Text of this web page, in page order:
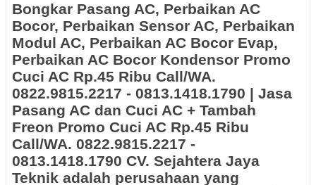
Bongkar Pasang AC, Perbaikan AC
Bocor, Perbaikan Sensor AC, Perbaikan
Modul AC, Perbaikan AC Bocor Evap,
Perbaikan AC Bocor Kondensor Promo
Cuci AC Rp.45 Ribu Call/WA.
0822.9815.2217 - 0813.1418.1790 | Jasa
Pasang AC dan Cuci AC + Tambah
Freon Promo Cuci AC Rp.45 Ribu
Call/WA. 0822.9815.2217 -
0813.1418.1790 CV. Sejahtera Jaya
Teknik adalah perusahaan yang